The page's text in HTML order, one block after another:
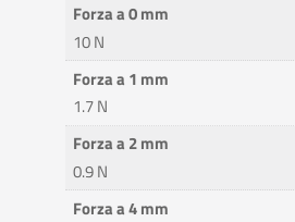
Forza a 0 mm
10 N
Forza a 1 mm
1.7 N
Forza a 2 mm
0.9 N
Forza a 4 mm